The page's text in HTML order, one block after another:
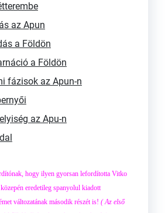
az Apun
a Földön
a Földön
fázisok az Apun-n
az Apu-n
hogy ilyen gyorsan lefordította Vitko
eredetileg spanyolul kiadott
változatának második részét is! ( Az első